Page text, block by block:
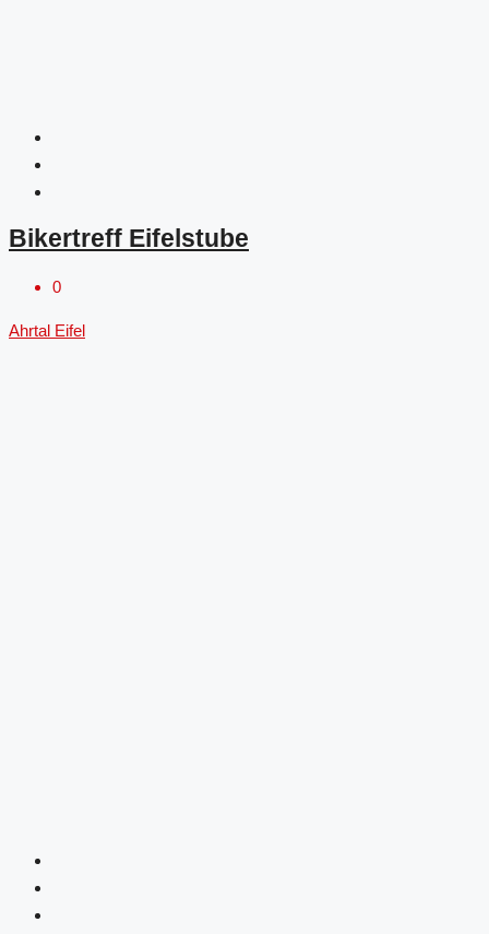
Bikertreff Eifelstube
0
Ahrtal Eifel